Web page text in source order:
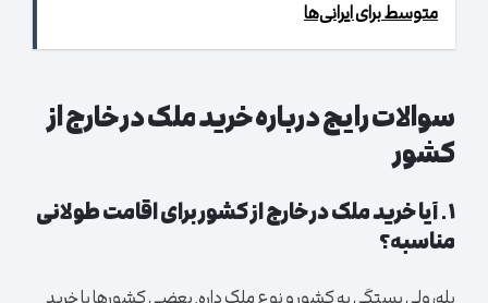
متوسط برای ایرانی‌ها
سوالات رایج درباره خرید ملک در خارج از
کشور
۱. آیا خرید ملک در خارج از کشور برای اقامت طولانی
مناسبه؟